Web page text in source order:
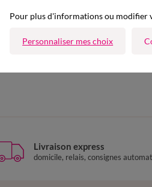
Livraison express
domicile, relais, consignes
Pour plus d'informations ou modifier
Personnaliser mes choix